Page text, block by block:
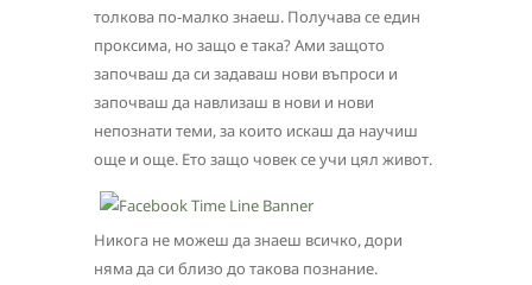
толкова по-малко знаеш. Получава се един
проксима, но защо е така? Ами защото
започваш да си задаваш нови въпроси и
започваш да навлизаш в нови и нови
непознати теми, за които искаш да научиш
още и още. Ето защо човек се учи цял живот.
Никога не можеш да знаеш всичко, дори
няма да си близо до такова познание.